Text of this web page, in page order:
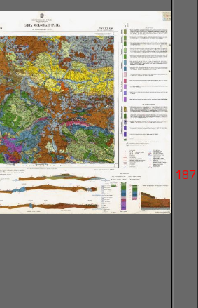
187